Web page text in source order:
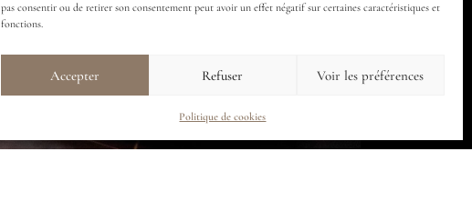
pas consentir ou de retirer son consentement peut avoir un effet négatif sur certaines caractéristiques et
fonctions.
Accepter Refuser Voir les préférences
Politique de cookies